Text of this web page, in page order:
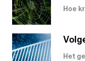
Hoe
Het